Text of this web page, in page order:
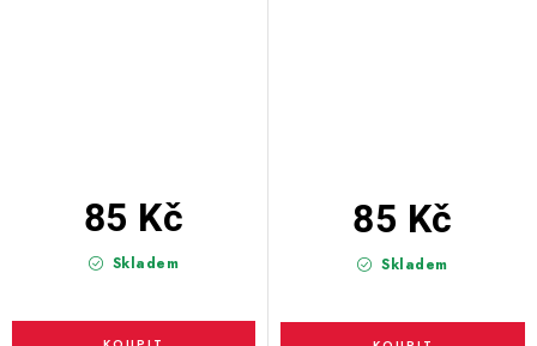
Skladem
85 Kč
Skladem
85 Kč